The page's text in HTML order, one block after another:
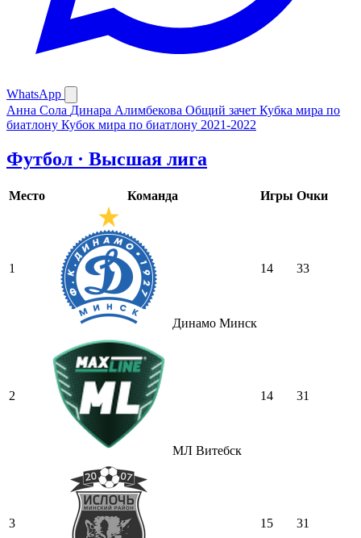
WhatsApp
Анна Сола Динара Алимбекова Общий зачет Кубка мира по
биатлону Кубок мира по биатлону 2021-2022
Футбол · Высшая лига
Место Команда Игры Очки
1
Динамо Минск
14 33
2
МЛ Витебск
14 31
3 15 31